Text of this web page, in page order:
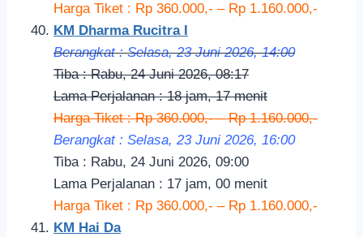
Harga Tiket : Rp 360.000,- – Rp 1.160.000,-
KM Dharma Rucitra I
Berangkat : Selasa, 23 Juni 2026, 14:00
Tiba : Rabu, 24 Juni 2026, 08:17
Lama Perjalanan : 18 jam, 17 menit
Harga Tiket : Rp 360.000,- – Rp 1.160.000,-
Berangkat : Selasa, 23 Juni 2026, 16:00
Tiba : Rabu, 24 Juni 2026, 09:00
Lama Perjalanan : 17 jam, 00 menit
Harga Tiket : Rp 360.000,- – Rp 1.160.000,-
KM Hai Da